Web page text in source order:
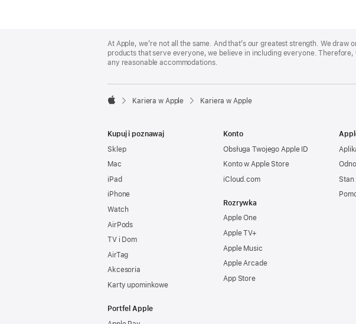
Footer
At Apple, we’re not all the same. And that’s our greatest strength. We
products that serve everyone, we believe in including everyone.
any reasonable accommodations.

Kariera w Apple Kariera w Apple
Kupuj i poznawaj
Sklep
Mac
iPad
iPhone
Watch
AirPods
TV i Dom
AirTag
Akcesoria
Karty upominkowe
Portfel Apple
Konto
Obsługa Twojego Apple ID
Konto w Apple Store
iCloud.com
Rozrywka
Apple One
Apple TV+
Apple Music
Apple Arcade
App Store
Stan